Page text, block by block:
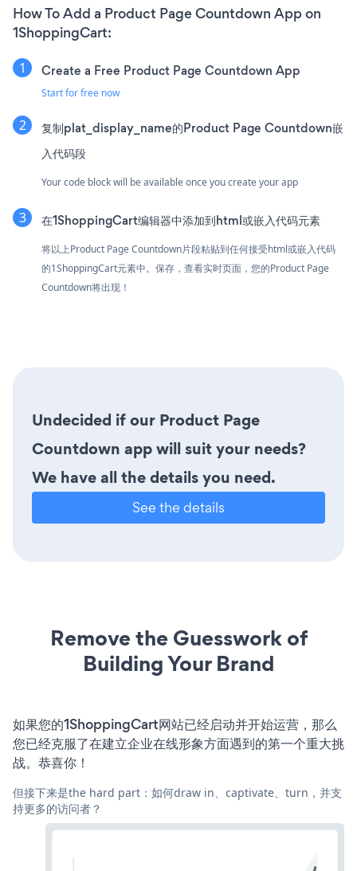
How To Add a Product Page Countdown App on
1ShoppingCart:
Create a Free Product Page Countdown App
Start for free now
复制plat_display_name的Product Page Countdown嵌
入代码段
Your code block will be available once you create your app
在1ShoppingCart编辑器中添加到html或嵌入代码元素
将以上Product Page Countdown片段粘贴到任何接受html或嵌入代码
的1ShoppingCart元素中。保存，查看实时页面，您的Product Page
Countdown将出现！
Undecided if our Product Page
Countdown app will suit your needs?
We have all the details you need.
See the details
Remove the Guesswork of
Building Your Brand
如果您的1ShoppingCart网站已经启动并开始运营，那么
您已经克服了在建立企业在线形象方面遇到的第一个重大挑
战。恭喜你！
但接下来是the hard part：如何draw in、captivate、turn，并支
持更多的访问者？